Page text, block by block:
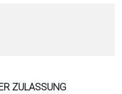
ZULASSUNG